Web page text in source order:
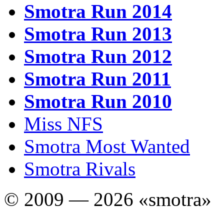
Smotra Run 2014
Smotra Run 2013
Smotra Run 2012
Smotra Run 2011
Smotra Run 2010
Miss NFS
Smotra Most Wanted
Smotra Rivals
© 2009 — 2026 «smotra»